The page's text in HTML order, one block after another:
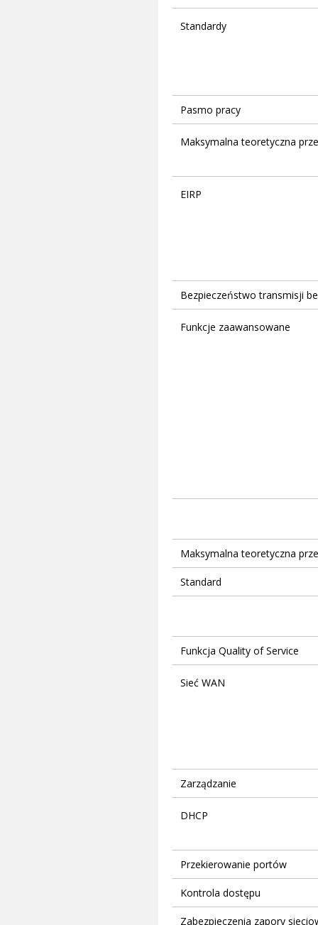
Standardy
Pasmo pracy
Maksymalna teoretyczna
EIRP
Bezpieczeństwo transmisji
Funkcje zaawansowane
Maksymalna teoretyczna
Standard
Funkcja Quality of Service
Sieć WAN
Zarządzanie
DHCP
Przekierowanie portów
Kontrola dostępu
Zabezpieczenia zapory